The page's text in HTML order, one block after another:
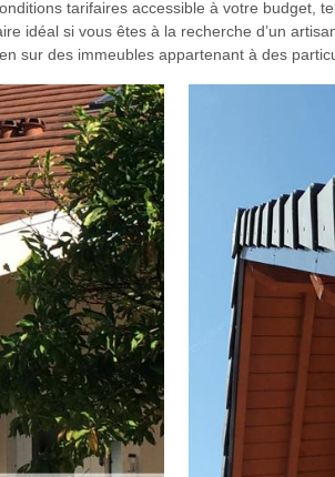
tarifaires accessible à votre budget,
idéal si vous êtes à la recherche d’un
sur des immeubles appartenant à des